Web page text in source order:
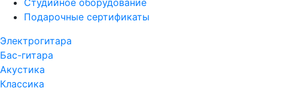
Студийное оборудование
Подарочные сертификаты
Электрогитара
Бас-гитара
Акустика
Классика